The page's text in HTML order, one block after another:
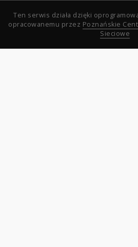
Ten serwis działa dzięki
opracowanemu przez Poznańskie
Sieciowe